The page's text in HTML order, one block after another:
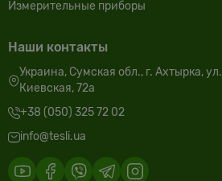
Измерительные приборы
Наши контакты
Украина, Сумская обл., г. Ахтырка, ул.
Киевская, 72а
+38 (050) 325 72 02
info@tesli.ua